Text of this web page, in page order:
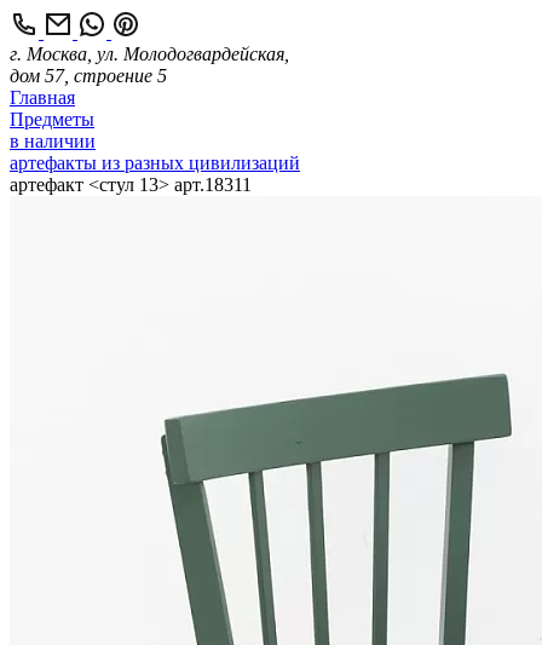
г. Москва, ул. Молодогвардейская,
дом 57, строение 5
Главная
Предметы
в наличии
артефакты из разных цивилизаций
артефакт <стул 13> арт.18311